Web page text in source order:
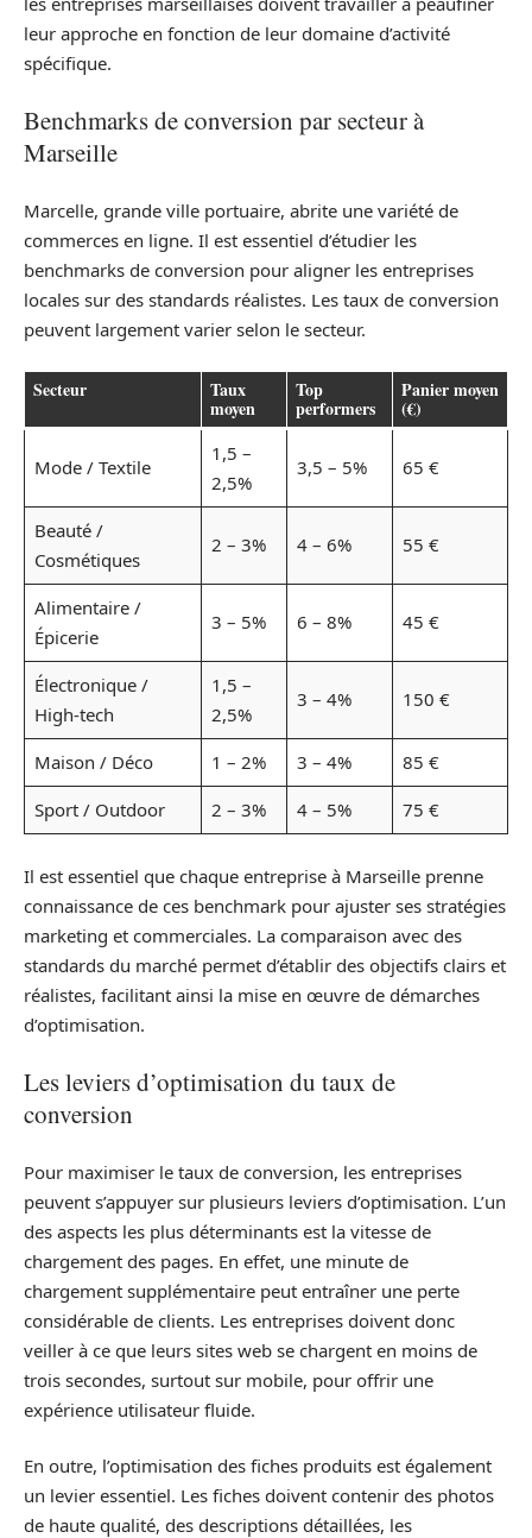
leur approche en fonction de leur domaine d’activité
spécifique.
Benchmarks de conversion par secteur à
Marseille
Marcelle, grande ville portuaire, abrite une variété de
commerces en ligne. Il est essentiel d’étudier les
benchmarks de conversion pour aligner les entreprises
locales sur des standards réalistes. Les taux de conversion
peuvent largement varier selon le secteur.
Secteur Taux
moyen
Top
performers
Panier moyen
(€)
Mode / Textile
1,5 –
2,5%
3,5 – 5% 65 €
Beauté /
Cosmétiques
2 – 3% 4 – 6% 55 €
Alimentaire /
Épicerie
3 – 5% 6 – 8% 45 €
Électronique /
High-tech
1,5 –
2,5%
3 – 4% 150 €
Maison / Déco 1 – 2% 3 – 4%
85 €
Sport / Outdoor
2 – 3% 4 – 5% 75 €
Il est essentiel que chaque entreprise à Marseille prenne
connaissance de ces benchmark pour ajuster ses stratégies
marketing et commerciales. La comparaison avec des
standards du marché permet d’établir des objectifs clairs et
réalistes, facilitant ainsi la mise en œuvre de démarches
d’optimisation.
Les leviers d’optimisation du taux de
conversion
Pour maximiser le taux de conversion, les entreprises
peuvent s’appuyer sur plusieurs leviers d’optimisation. L’un
des aspects les plus déterminants est la vitesse de
chargement des pages. En effet, une minute de
chargement supplémentaire peut entraîner une perte
considérable de clients. Les entreprises doivent donc
veiller à ce que leurs sites web se chargent en moins de
trois secondes, surtout sur mobile, pour offrir une
expérience utilisateur fluide.
En outre, l’optimisation des fiches produits est également
un levier essentiel. Les fiches doivent contenir des photos
de haute qualité, des descriptions détaillées, les